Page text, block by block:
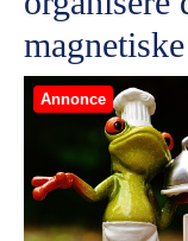
Annonce